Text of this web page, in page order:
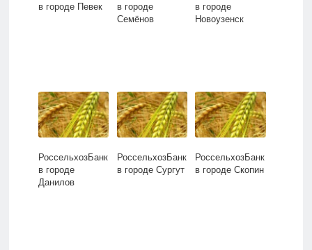
в городе Певек
в городе
Семёнов
в городе
Новоузенск
РоссельхозБанк
в городе
Данилов
РоссельхозБанк
в городе Сургут
РоссельхозБанк
в городе Скопин